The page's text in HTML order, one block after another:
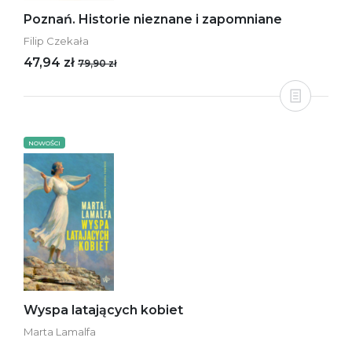
Poznań. Historie nieznane i zapomniane
Filip Czekała
47,94 zł 79,90 zł
NOWOŚCI
Wyspa latających kobiet
Marta Lamalfa